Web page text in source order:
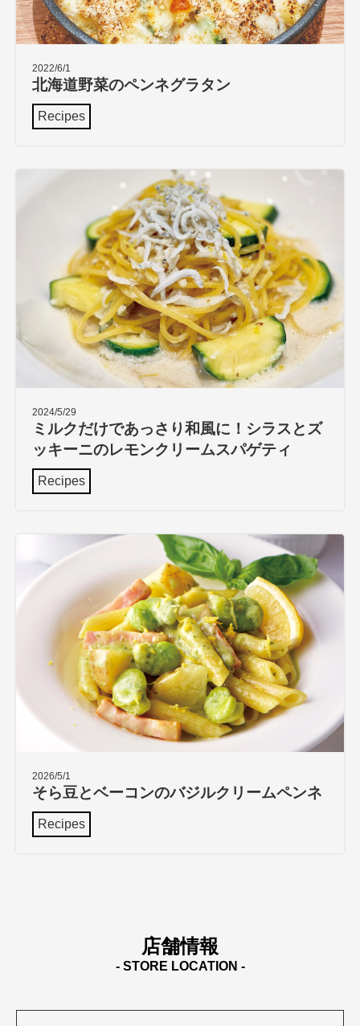
2022/6/1
北海道野菜のペンネグラタン
Recipes
2024/5/29
ミルクだけであっさり和風に！シラスとズ
ッキーニのレモンクリームスパゲティ
Recipes
2026/5/1
そら豆とベーコンのバジルクリームペンネ
Recipes
店舗情報
- STORE LOCATION -